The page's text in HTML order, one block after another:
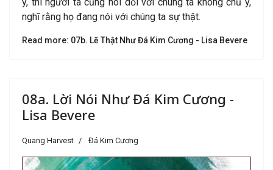
nghĩ rằng họ đang nói với chúng ta sự thật.
Read more: 07b. Lẽ Thật Như Đá Kim Cương - Lisa Bevere
08a. Lời Nói Như Đá Kim Cương -
Lisa Bevere
Quang Harvest Đá Kim Cương